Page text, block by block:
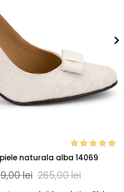
naturala alba 14069
lei 265,00 lei